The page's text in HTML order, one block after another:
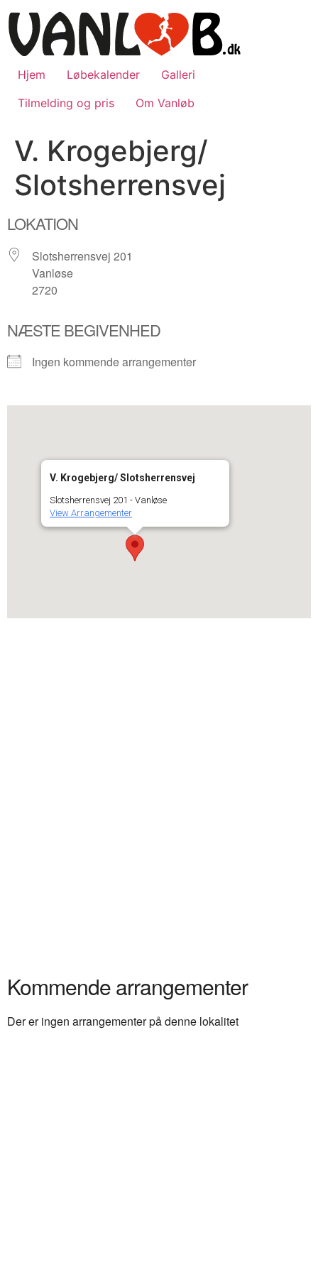
til
indhold
Hjem Løbekalender
Galleri
Tilmelding og pris
Om Vanløb
V. Krogebjerg/
Slotsherrensvej
LOKATION
Slotsherrensvej 201
Vanløse
2720
NÆSTE BEGIVENHED
Ingen kommende arrangementer
V. Krogebjerg/ Slotsherrensvej
Slotsherrensvej 201 - Vanløse
View Arrangementer
Kommende arrangementer
Der er ingen arrangementer på denne lokalitet